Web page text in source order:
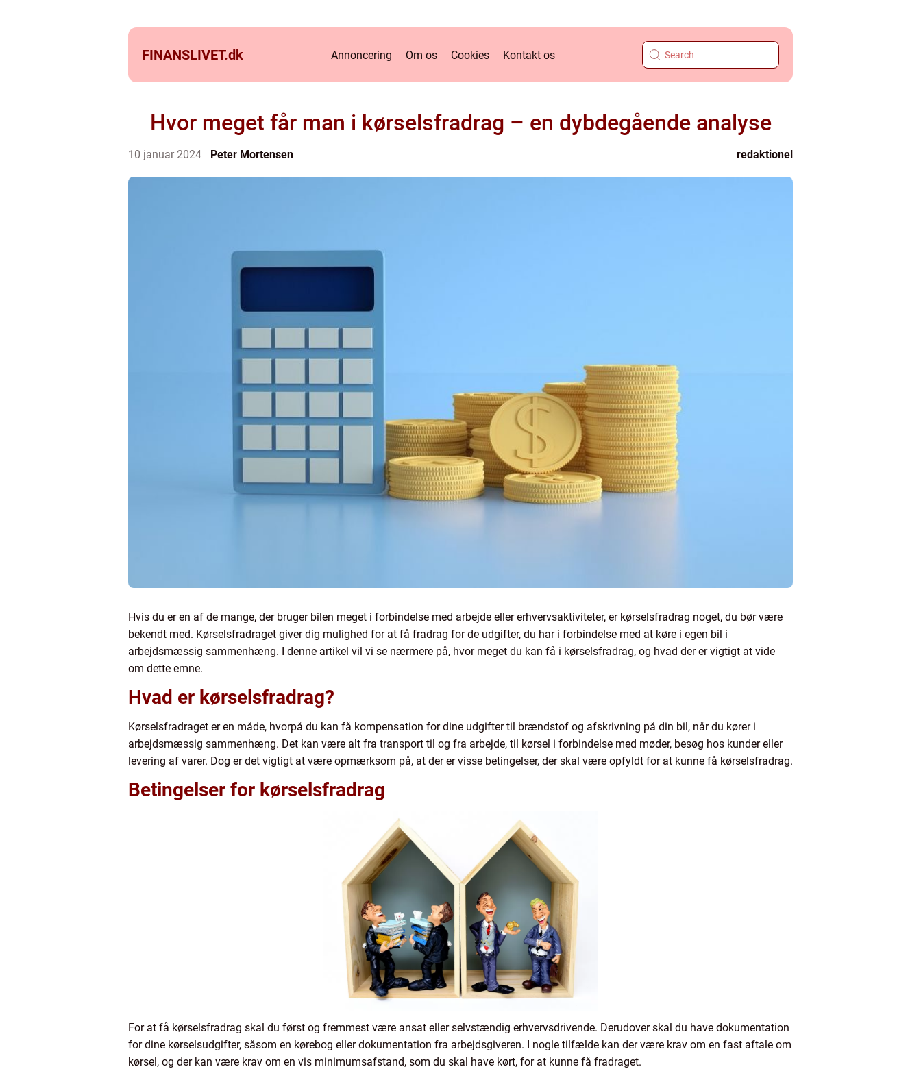
FINANSLIVET.dk Annoncering Om os Cookies Kontakt os
Hvor meget får man i kørselsfradrag – en dybdegående analyse
10 januar 2024 Peter Mortensen redaktionel
Hvis du er en af de mange, der bruger bilen meget i forbindelse med arbejde eller erhvervsaktiviteter, er kørselsfradrag noget, du bør være
bekendt med. Kørselsfradraget giver dig mulighed for at få fradrag for de udgifter, du har i forbindelse med at køre i egen bil i
arbejdsmæssig sammenhæng. I denne artikel vil vi se nærmere på, hvor meget du kan få i kørselsfradrag, og hvad der er vigtigt at vide
om dette emne.
Hvad er kørselsfradrag?
Kørselsfradraget er en måde, hvorpå du kan få kompensation for dine udgifter til brændstof og afskrivning på din bil, når du kører i
arbejdsmæssig sammenhæng. Det kan være alt fra transport til og fra arbejde, til kørsel i forbindelse med møder, besøg hos kunder eller
levering af varer. Dog er det vigtigt at være opmærksom på, at der er visse betingelser, der skal være opfyldt for at kunne få kørselsfradrag.
Betingelser for kørselsfradrag
For at få kørselsfradrag skal du først og fremmest være ansat eller selvstændig erhvervsdrivende. Derudover skal du have dokumentation
for dine kørselsudgifter, såsom en kørebog eller dokumentation fra arbejdsgiveren. I nogle tilfælde kan der være krav om en fast aftale om
kørsel, og der kan være krav om en vis minimumsafstand, som du skal have kørt, for at kunne få fradraget.